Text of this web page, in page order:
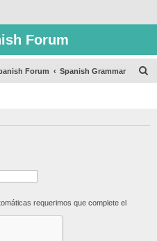
Forum
Forum Spanish Grammar
requerimos que complete el